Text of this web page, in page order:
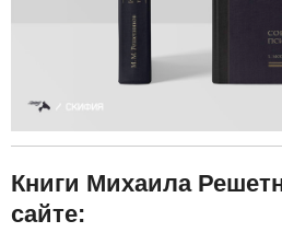
Книги Михаила
сайте: